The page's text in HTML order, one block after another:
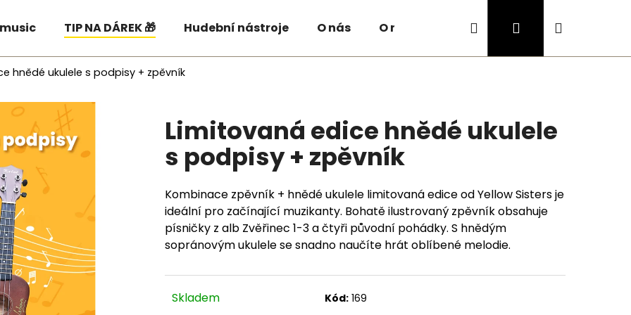
TIP NA DÁREK 🎁 Hudební nástroje O nás O nákupu Kontakty
HledatPřihlášení
hnědé ukulele s podpisy + zpěvník
Limitovaná edice hnědé ukulele
s podpisy + zpěvník
Kombinace zpěvník + hnědé ukulele limitovaná edice od Yellow Sisters je
ideální pro začínající muzikanty. Bohatě ilustrovaný zpěvník obsahuje
písničky z alb Zvěřinec 1-3 a čtyři původní pohádky. S hnědým
sopránovým ukulele se snadno naučíte hrát oblíbené melodie.
Skladem Kód: 169
Co potřebujete najít?
HLEDAT
Doporučujeme
Následující